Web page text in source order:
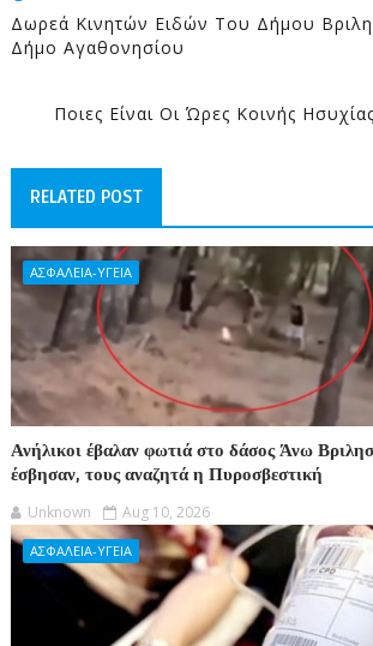
Δωρεά Κινητών Ειδών Του Δήμου
Δήμο Αγαθονησίου
Ποιες Είναι Οι Ώρες Κοινής
RELATED POST
ΑΣΦΑΛΕΙΑ-ΥΓΕΙΑ
Ανήλικοι έβαλαν φωτιά στο δάσος Άνω
έσβησαν, τους αναζητά η Πυροσβεστική
Unknown Aug 10, 2026
ΑΣΦΑΛΕΙΑ-ΥΓΕΙΑ